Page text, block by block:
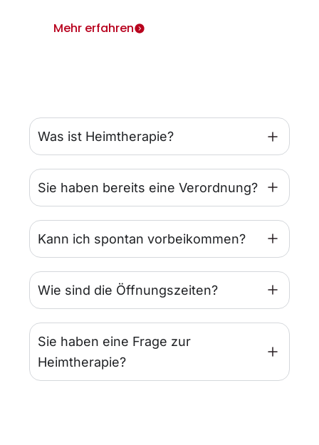
Was ist Heimtherapie?
Sie haben bereits eine Verordnung?
Kann ich spontan vorbeikommen?
Wie sind die Öffnungszeiten?
Sie haben eine Frage zur
Heimtherapie?
Mehr erfahren